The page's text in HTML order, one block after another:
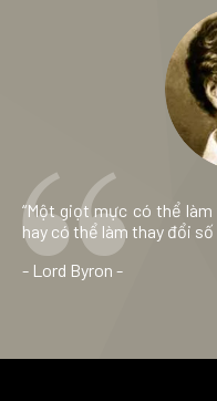
“Một giọt mực có thể
hay có thể làm thay đổi
- Lord Byron -